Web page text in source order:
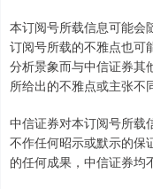
本订阅号所载信息可能会
订阅号所载的不雅点也可
分析景象而与中信证券其
所给出的不雅点或主张不
中信证券对本订阅号所载
不作任何昭示或默示的保
的任何成果，中信证券均